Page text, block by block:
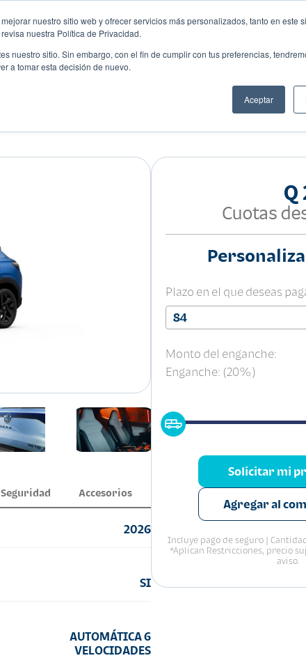
nuestro sitio web y ofrecer servicios más personalizados, tanto en este
nuestra Política de Privacidad.
nuestro sitio. Sin embargo, con el fin de cumplir con tus preferencias,
a tomar esta decisión de nuevo.
Aceptar
Seguridad Accesorios
2026
SI
AUTOMÁTICA 6
VELOCIDADES
Q
Cuotas
Plazo en el que deseas
84
Monto del enganche:
Enganche: (20%)
Solicitar mi
Agregar al
Incluye pago de seguro |
*Aplican Restricciones, precio
aviso.